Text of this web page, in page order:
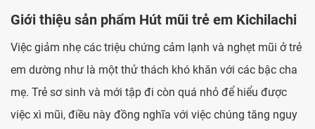
Giới thiệu sản phẩm Hút mũi trẻ em Kichilachi
Việc giảm nhẹ các triệu chứng cảm lạnh và nghẹt mũi ở trẻ
em dường như là một thử thách khó khăn với các bậc cha
mẹ. Trẻ sơ sinh và mới tập đi còn quá nhỏ để hiểu được
việc xì mũi, điều này đồng nghĩa với việc chúng tăng nguy